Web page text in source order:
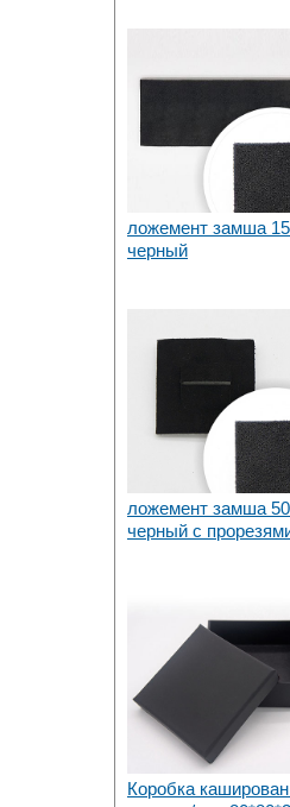
ложемент замша
черный
ложемент замша
черный с
Коробка